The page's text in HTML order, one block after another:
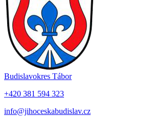
Budislavokres Tábor
+420 381 594 323
info@jihoceskabudislav.cz